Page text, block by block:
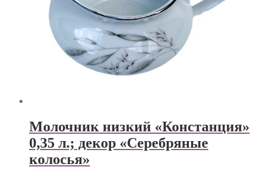
Молочник низкий «Констанция»
0,35 л.; декор «Серебряные
колосья»